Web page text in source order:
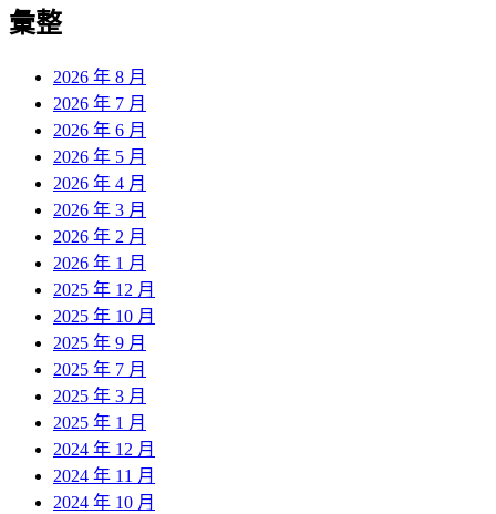
彙整
2026 年 8 月
2026 年 7 月
2026 年 6 月
2026 年 5 月
2026 年 4 月
2026 年 3 月
2026 年 2 月
2026 年 1 月
2025 年 12 月
2025 年 10 月
2025 年 9 月
2025 年 7 月
2025 年 3 月
2025 年 1 月
2024 年 12 月
2024 年 11 月
2024 年 10 月